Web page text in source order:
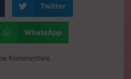
Twitter
WhatsApp
Kommentare